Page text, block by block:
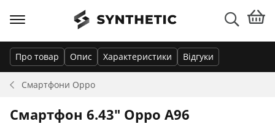
Смартфони Oppo
Про товар Опис Характеристики Відгуки
Смартфон 6.43" Oppo A96